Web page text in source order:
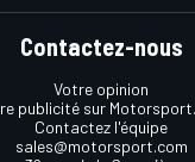
Contactez-nous
Votre opinion
publicité sur
Contactez l'équipe
sales@motorsport.com